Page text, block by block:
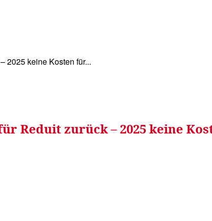
2025 keine Kosten für...
Reduit zurück – 2025 keine